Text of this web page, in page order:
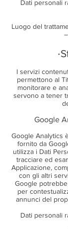
Dati personali
Luogo del
–
·
I servizi
permettono al
monitorare e
servono a tener
Google
Google Analytics
fornito da
utilizza i Dati
tracciare ed
Applicazione,
con gli altri
Google
per
annunci del
Dati personali